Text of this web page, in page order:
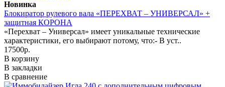
Новинка
Блокиратор рулевого вала «ПЕРЕХВАТ – УНИВЕРСАЛ» +
защитная КОРОНА
«Перехват – Универсал» имеет уникальные технические
характеристики, его выбирают потому, что:- В уст..
17500р.
В корзину
В закладки
В сравнение